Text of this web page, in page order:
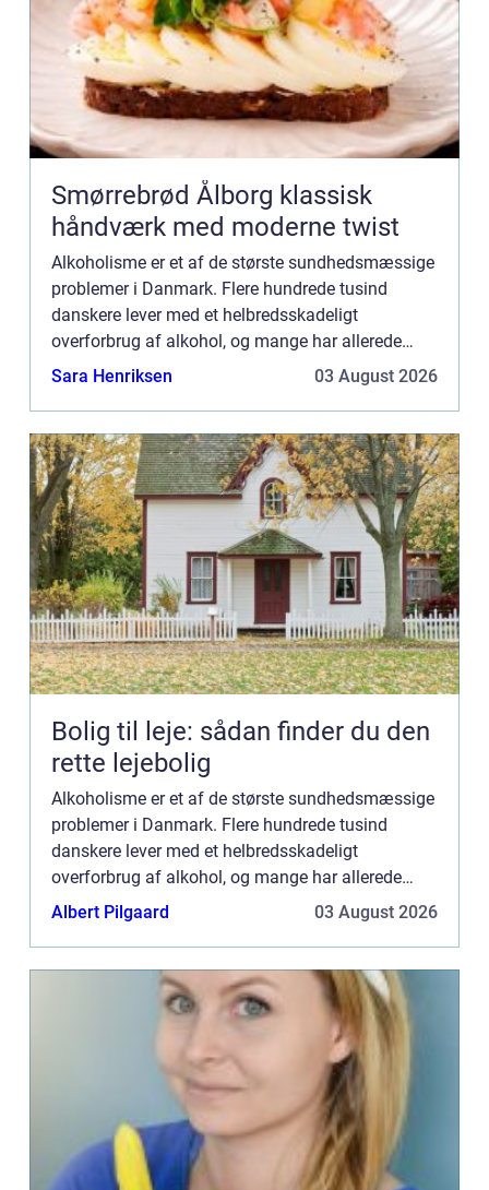
Smørrebrød Ålborg klassisk
håndværk med moderne twist
Alkoholisme er et af de største sundhedsmæssige
problemer i Danmark. Flere hundrede tusind
danskere lever med et helbredsskadeligt
overforbrug af alkohol, og mange har allerede
taget varig skade af deres alkoholmisbrug. Dertil
Sara Henriksen 03 August 2026
Bolig til leje: sådan finder du den
rette lejebolig
Alkoholisme er et af de største sundhedsmæssige
problemer i Danmark. Flere hundrede tusind
danskere lever med et helbredsskadeligt
overforbrug af alkohol, og mange har allerede
taget varig skade af deres alkoholmisbrug. Dertil
Albert Pilgaard 03 August 2026